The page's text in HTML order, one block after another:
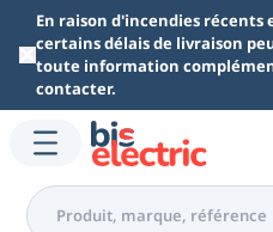
Aller au contenu principal
En raison d'incendies récents
certains délais de livraison
toute information
contacter.